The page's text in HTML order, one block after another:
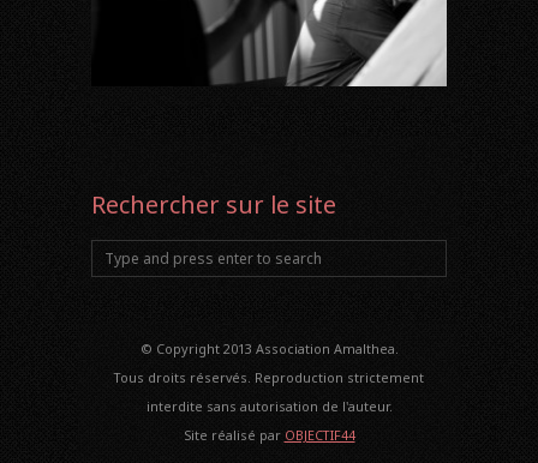
Rechercher sur le site
© Copyright 2013 Association Amalthea.
Tous droits réservés. Reproduction strictement
interdite sans autorisation de l'auteur.
Site réalisé par OBJECTIF44